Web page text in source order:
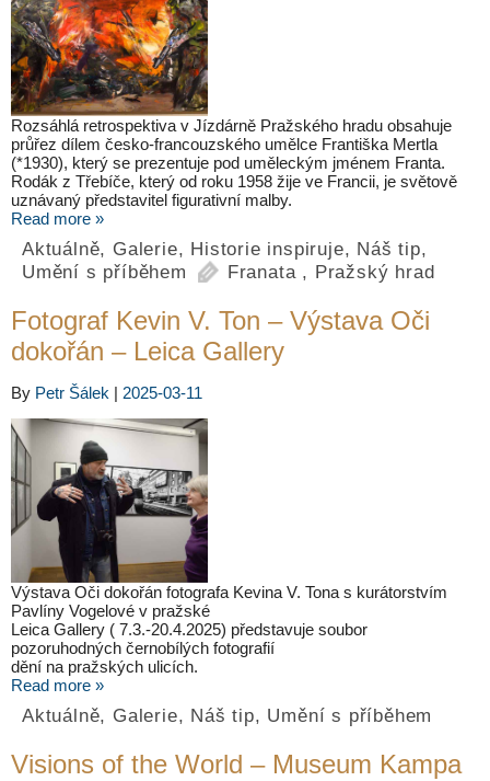
Rozsáhlá retrospektiva v Jízdárně Pražského hradu obsahuje
průřez dílem česko-francouzského umělce Františka Mertla
(*1930), který se prezentuje pod uměleckým jménem Franta.
Rodák z Třebíče, který od roku 1958 žije ve Francii, je světově
uznávaný představitel figurativní malby.
Read more »
Aktuálně, Galerie, Historie inspiruje, Náš tip,
Umění s příběhem
Franata, Pražský hrad
Fotograf Kevin V. Ton – Výstava Oči
dokořán – Leica Gallery
By Petr Šálek | 2025-03-11
Výstava Oči dokořán fotografa Kevina V. Tona s kurátorstvím
Pavlíny Vogelové v pražské
Leica Gallery ( 7.3.-20.4.2025) představuje soubor
pozoruhodných černobílých fotografií
dění na pražských ulicích.
Read more »
Aktuálně, Galerie, Náš tip, Umění s příběhem
Visions of the World – Museum Kampa